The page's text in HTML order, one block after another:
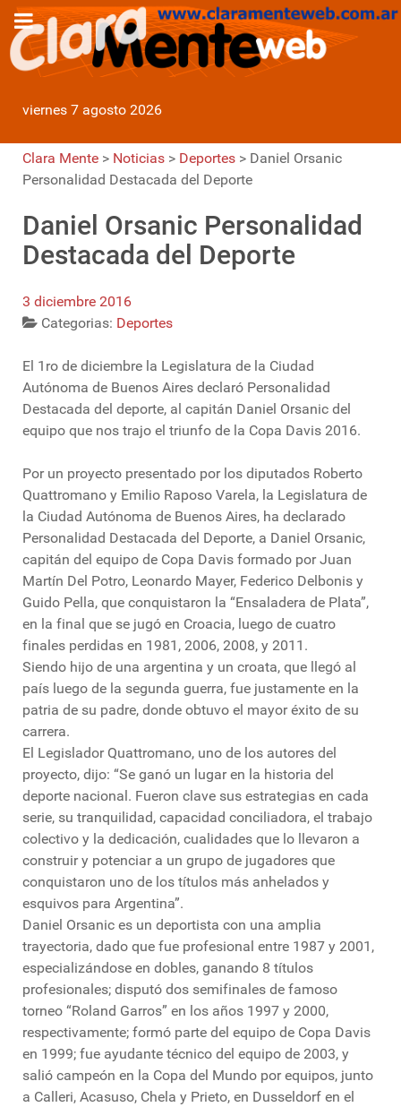
viernes 7 agosto 2026
Clara Mente > Noticias > Deportes > Daniel Orsanic
Personalidad Destacada del Deporte
Daniel Orsanic Personalidad
Destacada del Deporte
3 diciembre 2016
Categorias: Deportes
El 1ro de diciembre la Legislatura de la Ciudad
Autónoma de Buenos Aires declaró Personalidad
Destacada del deporte, al capitán Daniel Orsanic del
equipo que nos trajo el triunfo de la Copa Davis 2016.
Por un proyecto presentado por los diputados Roberto
Quattromano y Emilio Raposo Varela, la Legislatura de
la Ciudad Autónoma de Buenos Aires, ha declarado
Personalidad Destacada del Deporte, a Daniel Orsanic,
capitán del equipo de Copa Davis formado por Juan
Martín Del Potro, Leonardo Mayer, Federico Delbonis y
Guido Pella, que conquistaron la “Ensaladera de Plata”,
en la final que se jugó en Croacia, luego de cuatro
finales perdidas en 1981, 2006, 2008, y 2011.
Siendo hijo de una argentina y un croata, que llegó al
país luego de la segunda guerra, fue justamente en la
patria de su padre, donde obtuvo el mayor éxito de su
carrera.
El Legislador Quattromano, uno de los autores del
proyecto, dijo: “Se ganó un lugar en la historia del
deporte nacional. Fueron clave sus estrategias en cada
serie, su tranquilidad, capacidad conciliadora, el trabajo
colectivo y la dedicación, cualidades que lo llevaron a
construir y potenciar a un grupo de jugadores que
conquistaron uno de los títulos más anhelados y
esquivos para Argentina”.
Daniel Orsanic es un deportista con una amplia
trayectoria, dado que fue profesional entre 1987 y 2001,
especializándose en dobles, ganando 8 títulos
profesionales; disputó dos semifinales de famoso
torneo “Roland Garros” en los años 1997 y 2000,
respectivamente; formó parte del equipo de Copa Davis
en 1999; fue ayudante técnico del equipo de 2003, y
salió campeón en la Copa del Mundo por equipos, junto
a Calleri, Acasuso, Chela y Prieto, en Dusseldorf en el